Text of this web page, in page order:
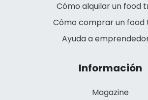
Cómo alquilar un food
Cómo comprar un food
Ayuda a
Información
Magazine